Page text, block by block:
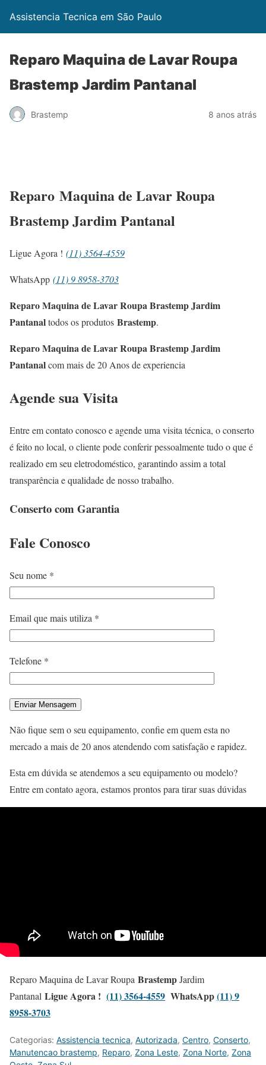
Assistencia Tecnica em São Paulo
Reparo Maquina de Lavar Roupa
Brastemp Jardim Pantanal
Brastemp 8 anos atrás
Reparo Maquina de Lavar Roupa
Brastemp Jardim Pantanal
Ligue Agora ! (11) 3564-4559
WhatsApp (11) 9 8958-3703
Reparo Maquina de Lavar Roupa Brastemp Jardim
Pantanaltodos os produtos Brastemp.
Reparo Maquina de Lavar Roupa Brastemp Jardim
Pantanalcom mais de 20 Anos de experiencia
Agende sua Visita
Entre em contato conosco e agende uma visita técnica, o conserto
é feito no local, o cliente pode conferir pessoalmente tudo o que é
realizado em seu eletrodoméstico, garantindo assim a total
transparência e qualidade de nosso trabalho.
Conserto com Garantia
Fale Conosco
Seu nome *
Email que mais utiliza *
Telefone *
Não fique sem o seu equipamento, confie em quem esta no
mercado a mais de 20 anos atendendo com satisfação e rapidez.
Esta em dúvida se atendemos a seu equipamento ou modelo?
Entre em contato agora, estamos prontos para tirar suas dúvidas
Reparo Maquina de Lavar Roupa BrastempJardim
Pantanal Ligue Agora ! (11) 3564-4559 WhatsApp(11) 9
8958-3703
Categorias: Assistencia tecnica, Autorizada, Centro, Conserto,
Manutencao brastemp, Reparo, Zona Leste, Zona Norte, Zona